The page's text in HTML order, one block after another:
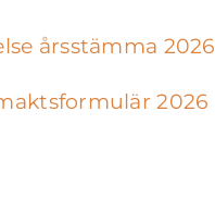
årsstämma 2026
2026